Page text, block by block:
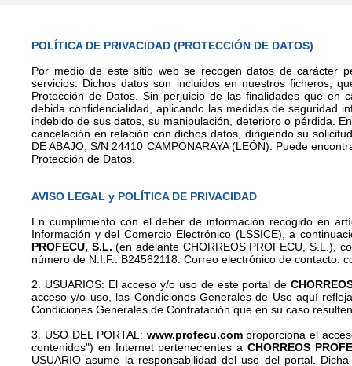
POLÍTICA DE PRIVACIDAD (PROTECCIÓN DE DATOS)
Por medio de este sitio web se recogen datos de carácter
servicios. Dichos datos son incluidos en nuestros ficheros,
Protección de Datos. Sin perjuicio de las finalidades que en
debida confidencialidad, aplicando las medidas de seguridad
indebido de sus datos, su manipulación, deterioro o pérdida.
cancelación en relación con dichos datos, dirigiendo su
DE ABAJO, S/N 24410 CAMPONARAYA (LEÓN). Puede
Protección de Datos.
AVISO LEGAL y POLÍTICA DE PRIVACIDAD
En cumplimiento con el deber de información recogido en
Información y del Comercio Electrónico (LSSICE), a
PROFECU, S.L. (en adelante CHORREOS PROFECU, S.L.),
número de N.I.F.: B24562118. Correo electrónico de contacto:
2. USUARIOS: El acceso y/o uso de este portal de
acceso y/o uso, las Condiciones Generales de Uso aquí
Condiciones Generales de Contratación que en su caso
3. USO DEL PORTAL: www.profecu.comproporciona el
contenidos") en Internet pertenecientes a CHORREOS
USUARIO asume la responsabilidad del uso del portal.